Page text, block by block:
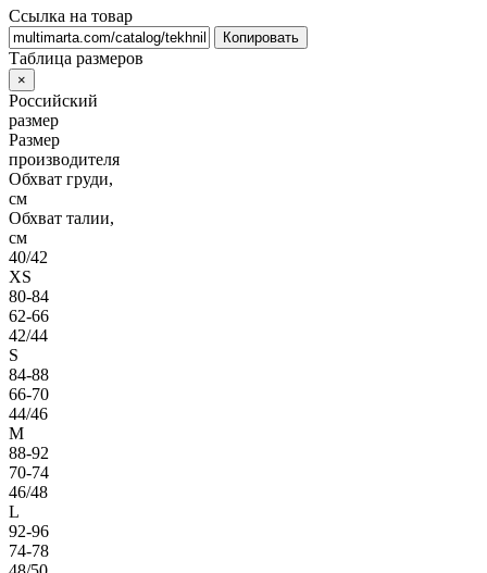
Ссылка на товар
Копировать
Таблица размеров
×
Российский
размер
Размер
производителя
Обхват груди,
см
Обхват талии,
см
40/42
XS
80-84
62-66
42/44
S
84-88
66-70
44/46
M
88-92
70-74
46/48
L
92-96
74-78